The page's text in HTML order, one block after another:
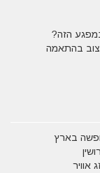
הזה?
בהתאמה
בארץ
אוויר